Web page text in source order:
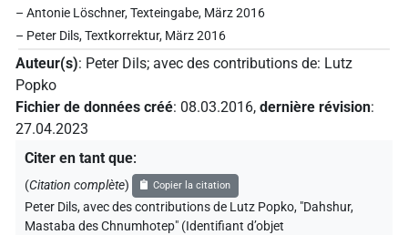
– Antonie Löschner, Texteingabe, März 2016
– Peter Dils, Textkorrektur, März 2016
Auteur(s): Peter Dils; avec des contributions de: Lutz
Popko
Fichier de données créé: 08.03.2016, dernière révision:
27.04.2023
Citer en tant que:
(Citation complète) Copier la citation
Peter Dils,avec des contributions de Lutz Popko, "Dahshur,
Mastaba des Chnumhotep" (Identifiant d’objet